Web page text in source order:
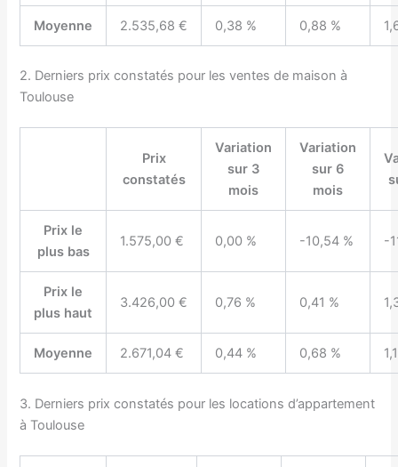
Moyenne 2.535,68 € 0,38 % 0,88 %
2. Derniers prix constatés pour les ventes de maison à
Toulouse
Prix
constatés
Variation
sur 3
mois
Variation
sur 6
mois
Prix le
plus bas
1.575,00 € 0,00 % -10,54 % -
Prix le
plus haut
3.426,00 € 0,76 % 0,41 %
Moyenne 2.671,04 € 0,44 % 0,68 %
3. Derniers prix constatés pour les locations d’appartement
à Toulouse